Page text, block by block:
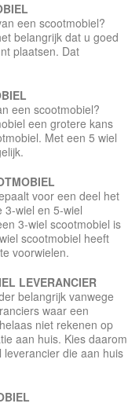
een scootmobiel?
belangrijk dat u goed
plaatsen. Dat
een scootmobiel?
een grotere kans
Met een 5 wiel
voor een deel het
3-wiel en 5-wiel
3-wiel scootmobiel is
scootmobiel heeft
voorwielen.
LEVERANCIER
belangrijk vanwege
waar een
niet rekenen op
aan huis. Kies daarom
die aan huis